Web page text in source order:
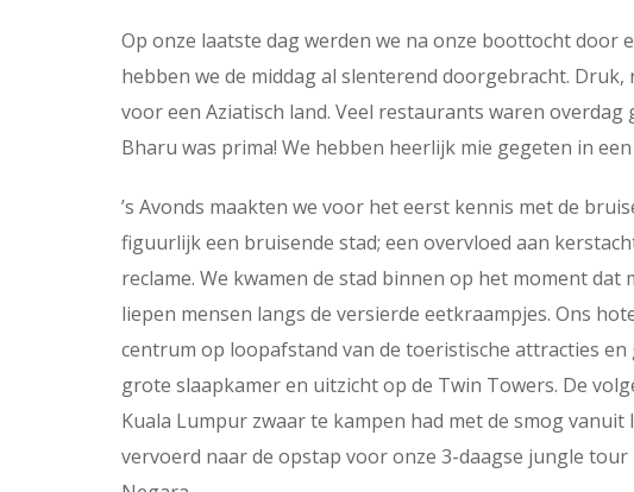
Op onze laatste dag werden we na onze boottocht door
hebben we de middag al slenterend doorgebracht.
voor een Aziatisch land. Veel restaurants waren overdag
Bharu was prima! We hebben heerlijk mie gegeten in
’s Avonds maakten we voor het eerst kennis met de
figuurlijk een bruisende stad; een overvloed aan
reclame. We kwamen de stad binnen op het moment
liepen mensen langs de versierde eetkraampjes. Ons
centrum op loopafstand van de toeristische attracties
grote slaapkamer en uitzicht op de Twin Towers. De
Kuala Lumpur zwaar te kampen had met de smog
vervoerd naar de opstap voor onze 3-daagse jungle tour